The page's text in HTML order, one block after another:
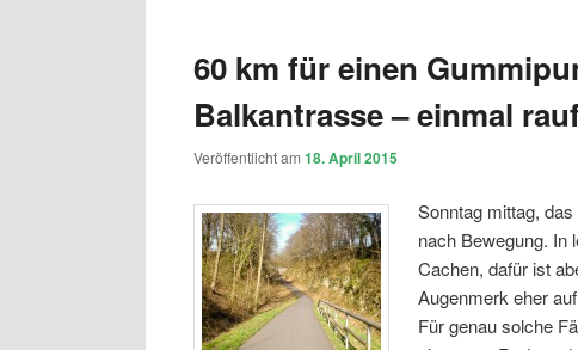
60 km für einen
Balkantrasse – einmal
Veröffentlicht am 18. April 2015
Sonntag mittag,
nach Bewegung. In
Cachen, dafür ist
Augenmerk eher
Für genau solche